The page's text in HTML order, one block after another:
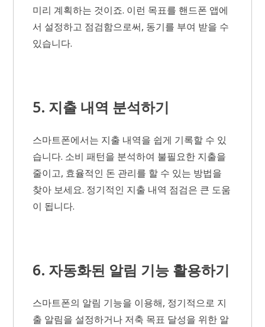
미리 계획하는 것이죠. 이런 목표를 핸드폰 앱에
서 설정하고 점검함으로써, 동기를 부여 받을 수
있습니다.
5. 지출 내역 분석하기
스마트폰에서는 지출 내역을 쉽게 기록할 수 있
습니다. 소비 패턴을 분석하여 불필요한 지출을
줄이고, 효율적인 돈 관리를 할 수 있는 방법을
찾아 보세요. 정기적인 지출 내역 점검은 큰 도움
이 됩니다.
6. 자동화된 알림 기능 활용하기
스마트폰의 알림 기능을 이용해, 정기적으로 지
출 알림을 설정하거나 저축 목표 달성을 위한 알